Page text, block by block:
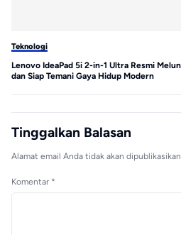
Teknologi
Lenovo IdeaPad 5i 2-in-1 Ultra Resmi
dan Siap Temani Gaya Hidup Modern
Tinggalkan Balasan
Alamat email Anda tidak akan
Komentar *